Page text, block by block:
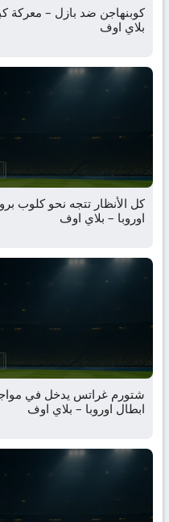
كوبنهاجن ضد بازل – معركة
بلاي اوف
كل الأنظار تتجه نحو كلوب
اوروبا – بلاي اوف
شتورم غراتس يدخل في
ابطال اوروبا – بلاي اوف